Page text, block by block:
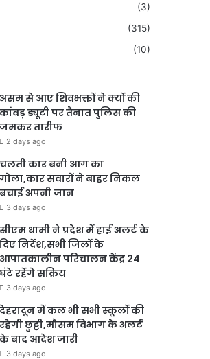
(3)
(315)
(10)
असम से आए शिवभक्तों ने क्यों की
कांवड़ ड्यूटी पर तैनात पुलिस की
जमकर तारीफ
2 days ago
चलती कार बनी आग का
गोला,कार सवारों ने बाहर निकल
बचाई अपनी जान
3 days ago
सीएम धामी ने प्रदेश में हाई अलर्ट के
दिए निर्देश,सभी जिलों के
आपातकालीन परिचालन केंद्र 24
घंटे रहेंगे सक्रिय
3 days ago
देहरादून में कल भी सभी स्कूलों की
रहेगी छुट्टी,मौसम विभाग के अलर्ट
के बाद आदेश जारी
3 days ago